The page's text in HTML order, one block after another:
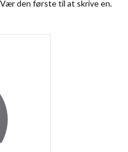
den første til at skrive en.